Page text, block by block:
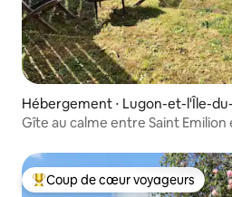
Hébergement ⋅ Lugon-et-l'Île-
Gîte au calme entre Saint
Coups de cœur voyageurs les
Coup de cœur voyageurs